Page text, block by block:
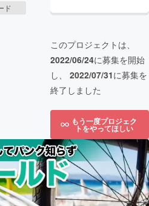
ド
このプロジェクトは、
2022/06/24に募集を開始
し、 2022/07/31に募集を
終了しました
もう一度プロジェク
トをやってほしい